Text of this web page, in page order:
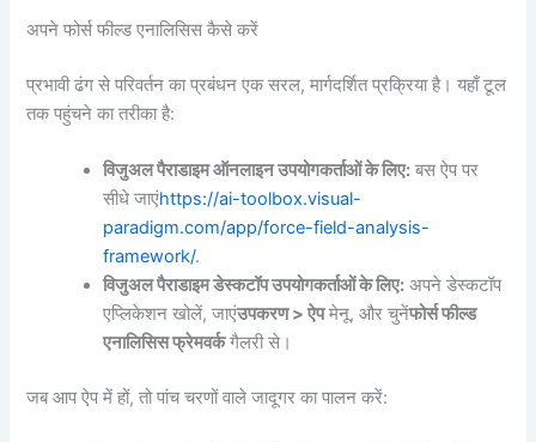
अपने फोर्स फील्ड एनालिसिस कैसे करें
प्रभावी ढंग से परिवर्तन का प्रबंधन एक सरल, मार्गदर्शित प्रक्रिया है। यहाँ टूल
तक पहुंचने का तरीका है:
विजुअल पैराडाइम ऑनलाइन उपयोगकर्ताओं के लिए: बस ऐप पर
सीधे जाएंhttps://ai-toolbox.visual-
paradigm.com/app/force-field-analysis-
framework/.
विजुअल पैराडाइम डेस्कटॉप उपयोगकर्ताओं के लिए: अपने डेस्कटॉप
एप्लिकेशन खोलें, जाएंउपकरण > ऐपमेनू, और चुनेंफोर्स फील्ड
एनालिसिस फ्रेमवर्कगैलरी से।
जब आप ऐप में हों, तो पांच चरणों वाले जादूगर का पालन करें: